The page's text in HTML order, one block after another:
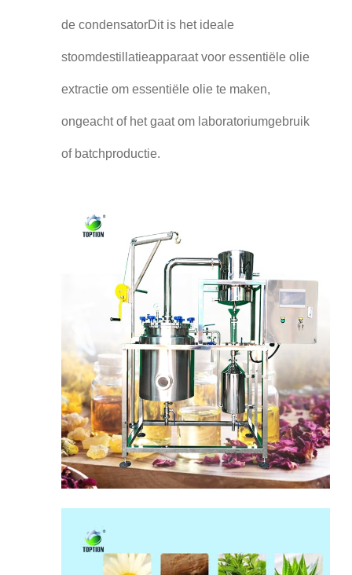
de condensatorDit is het ideale
stoomdestillatieapparaat voor essentiële olie
extractie om essentiële olie te maken,
ongeacht of het gaat om laboratoriumgebruik
of batchproductie.